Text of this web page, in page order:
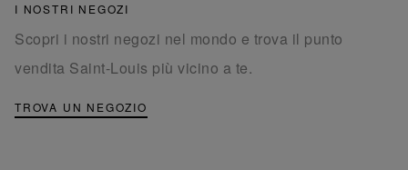
I NOSTRI NEGOZI
Scopri i nostri negozi nel mondo e trova il punto
vendita Saint-Louis più vicino a te.
TROVA UN NEGOZIO